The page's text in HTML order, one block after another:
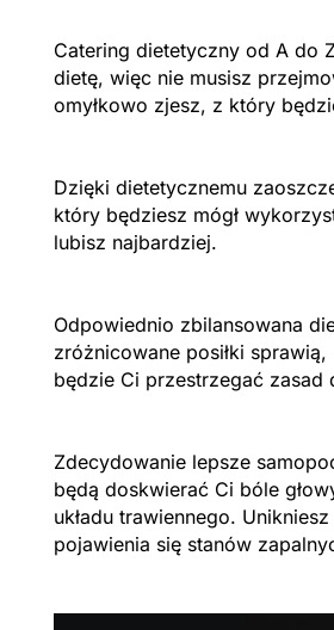
Catering dietetyczny od A do
dietę, więc nie musisz
omyłkowo zjesz, z który
Dzięki dietetycznemu
który będziesz mógł
lubisz najbardziej.
Odpowiednio zbilansowana
zróżnicowane posiłki sprawią,
będzie Ci przestrzegać zasad
Zdecydowanie lepsze
będą doskwierać Ci bóle
układu trawiennego.
pojawienia się stanów